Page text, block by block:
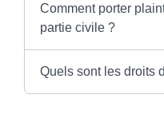
Comment porter
partie civile ?
Quels sont les droits